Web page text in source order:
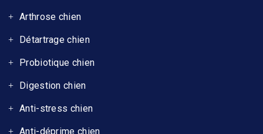
Arthrose chien
Détartrage chien
Probiotique chien
Digestion chien
Anti-stress chien
Anti-déprime chien